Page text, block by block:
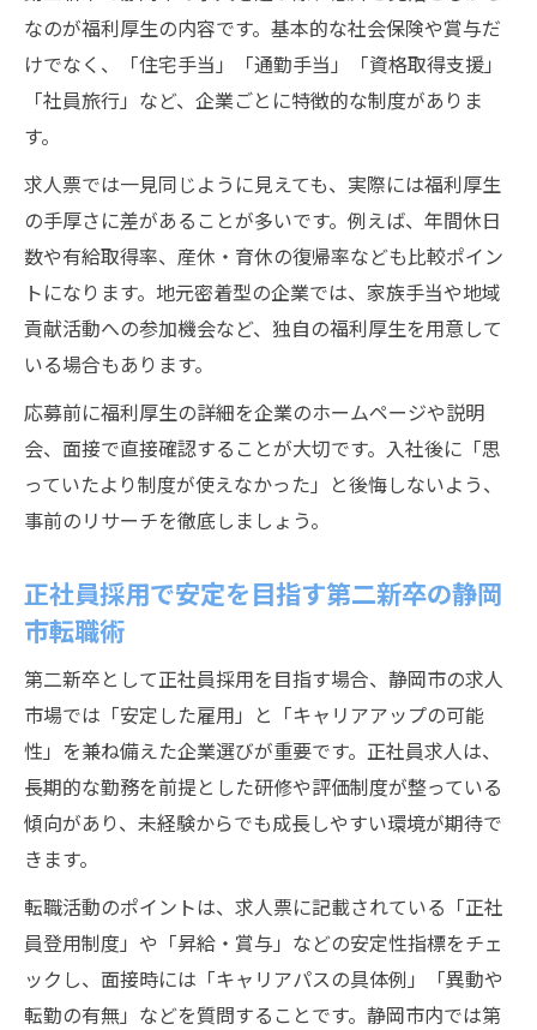
なのが福利厚生の内容です。基本的な社会保険や賞与だ
けでなく、「住宅手当」「通勤手当」「資格取得支援」
「社員旅行」など、企業ごとに特徴的な制度がありま
す。
求人票では一見同じように見えても、実際には福利厚生
の手厚さに差があることが多いです。例えば、年間休日
数や有給取得率、産休・育休の復帰率なども比較ポイン
トになります。地元密着型の企業では、家族手当や地域
貢献活動への参加機会など、独自の福利厚生を用意して
いる場合もあります。
応募前に福利厚生の詳細を企業のホームページや説明
会、面接で直接確認することが大切です。入社後に「思
っていたより制度が使えなかった」と後悔しないよう、
事前のリサーチを徹底しましょう。
正社員採用で安定を目指す第二新卒の静岡
市転職術
第二新卒として正社員採用を目指す場合、静岡市の求人
市場では「安定した雇用」と「キャリアアップの可能
性」を兼ね備えた企業選びが重要です。正社員求人は、
長期的な勤務を前提とした研修や評価制度が整っている
傾向があり、未経験からでも成長しやすい環境が期待で
きます。
転職活動のポイントは、求人票に記載されている「正社
員登用制度」や「昇給・賞与」などの安定性指標をチェ
ックし、面接時には「キャリアパスの具体例」「異動や
転勤の有無」などを質問することです。静岡市内では第